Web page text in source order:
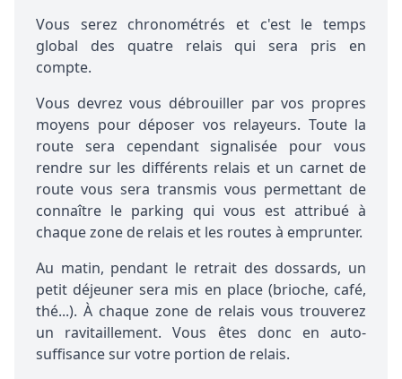
Vous serez chronométrés et c'est le temps
global des quatre relais qui sera pris en
compte.
Vous devrez vous débrouiller par vos propres
moyens pour déposer vos relayeurs. Toute la
route sera cependant signalisée pour vous
rendre sur les différents relais et un carnet de
route vous sera transmis vous permettant de
connaître le parking qui vous est attribué à
chaque zone de relais et les routes à emprunter.
Au matin, pendant le retrait des dossards, un
petit déjeuner sera mis en place (brioche, café,
thé...). À chaque zone de relais vous trouverez
un ravitaillement. Vous êtes donc en auto-
suffisance sur votre portion de relais.